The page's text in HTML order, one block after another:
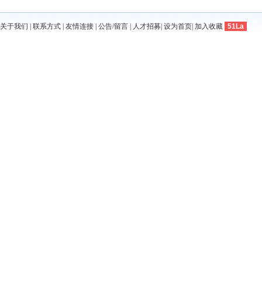
关于我们 联系方式 友情连接 公告/留言 人才招募 设为首页 加入收藏 51La